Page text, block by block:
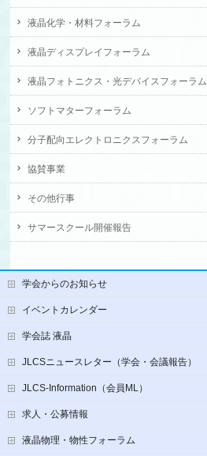
液晶化学・材料フォーラム
液晶ディスプレイフォーラム
液晶フォトニクス・光デバイスフォーラム
ソフトマターフォーラム
分子配向エレクトロニクスフォーラム
協賛事業
その他行事
サマースクール開催報告
学会からのお知らせ
イベントカレンダー
学会誌 液晶
JLCSニュースレター（学会・会議報告）
JLCS-Information（会員ML）
求人・公募情報
液晶物理・物性フォーラム